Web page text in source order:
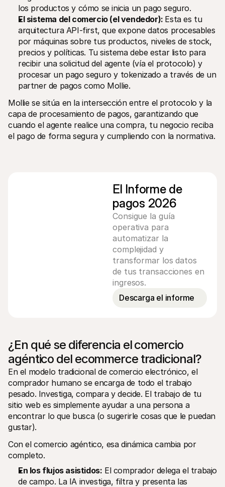
los productos y cómo se inicia un pago seguro.
El sistema del comercio (el vendedor): Esta es tu
arquitectura API-first, que expone datos procesables
por máquinas sobre tus productos, niveles de stock,
precios y políticas. Tu sistema debe estar listo para
recibir una solicitud del agente (vía el protocolo) y
procesar un pago seguro y tokenizado a través de un
partner de pagos como Mollie.
Mollie se sitúa en la intersección entre el protocolo y la
capa de procesamiento de pagos, garantizando que
cuando el agente realice una compra, tu negocio reciba
el pago de forma segura y cumpliendo con la normativa.
El Informe de
pagos 2026
Consigue la guía
operativa para
automatizar la
complejidad y
transformar los datos
de tus transacciones en
ingresos.
Descarga el informe
¿En qué se diferencia el comercio
agéntico del ecommerce tradicional?
En el modelo tradicional de comercio electrónico, el
comprador humano se encarga de todo el trabajo
pesado. Investiga, compara y decide. El trabajo de tu
sitio web es simplemente ayudar a una persona a
encontrar lo que busca (o sugerirle cosas que le puedan
gustar).
Con el comercio agéntico, esa dinámica cambia por
completo.
En los flujos asistidos: El comprador delega el trabajo
de campo. La IA investiga, filtra y presenta las